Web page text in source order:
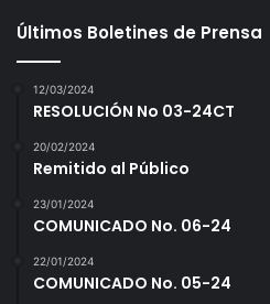
Últimos Boletines de Prensa
12/03/2024
RESOLUCIÓN No 03-24CT
20/02/2024
Remitido al Público
23/01/2024
COMUNICADO No. 06-24
22/01/2024
COMUNICADO No. 05-24